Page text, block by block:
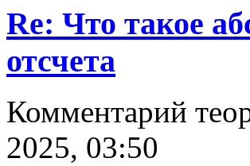
Re: Что такое
отсчета
Комментарий
2025, 03:50